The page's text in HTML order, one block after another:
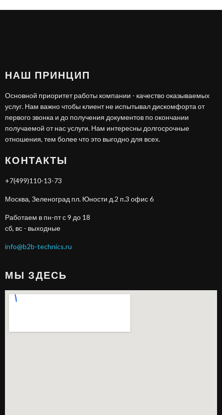
НАШ ПРИНЦИП
Основной приоритет работы компании - качество оказываемых
услуг. Нам важно чтобы клиент не испытывал дискомфорта от
первого звонка и до получения документов по окончании
получаемой от нас услуги. Нам интересны долгосрочные
отношения, тем более что это выгодно для всех.
КОНТАКТЫ
+7(499)110-13-73
Москва, Зеленоград пл. Юности д.2 п.3 офис 6
Работаем в пн-пт с 9 до 18
сб, вс - выходные
info@b2b-technics.ru
МЫ ЗДЕСЬ